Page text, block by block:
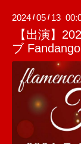
2024 /05 / 13
【出演】
ブ